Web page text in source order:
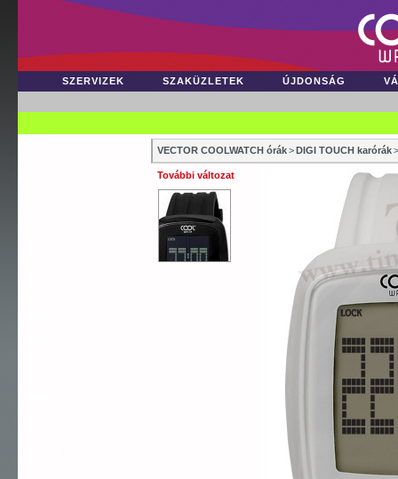
SZERVIZEK SZAKÜZLETEK ÚJDONSÁG
VECTOR COOLWATCH órák>DIGI TOUCH karórák>
További változat